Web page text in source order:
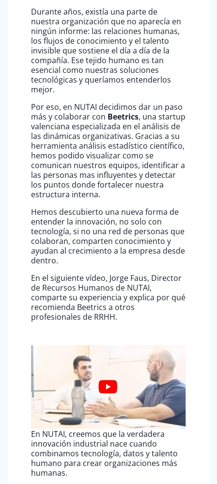
Durante años, existía una parte de
nuestra organización que no aparecía en
ningún informe: las relaciones humanas,
los flujos de conocimiento y el talento
invisible que sostiene el día a día de la
compañía. Ese tejido humano es tan
esencial como nuestras soluciones
tecnológicas y queríamos entenderlos
mejor.
Por eso, en NUTAI decidimos dar un paso
más y colaborar con Beetrics, una startup
valenciana especializada en el análisis de
las dinámicas organizativas. Gracias a su
herramienta análisis estadístico científico,
hemos podido visualizar como se
comunican nuestros equipos, identificar a
las personas mas influyentes y detectar
los puntos donde fortalecer nuestra
estructura interna.
Hemos descubierto una nueva forma de
entender la innovación, no solo con
tecnología, si no una red de personas que
colaboran, comparten conocimiento y
ayudan al crecimiento a la empresa desde
dentro.
En el siguiente vídeo, Jorge Faus, Director
de Recursos Humanos de NUTAI,
comparte su experiencia y explica por qué
recomienda Beetrics a otros
profesionales de RRHH.
En NUTAI, creemos que la verdadera
innovación industrial nace cuando
combinamos tecnología, datos y talento
humano para crear organizaciones más
humanas.